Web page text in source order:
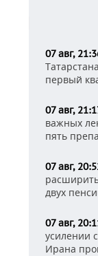
07 авг,
первый
07 авг,
важных
пять
07 авг,
двух
07 авг,
усилении
Ирана